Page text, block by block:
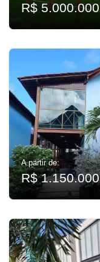
R$ 5.000.000
A partir de:
R$ 1.150.000